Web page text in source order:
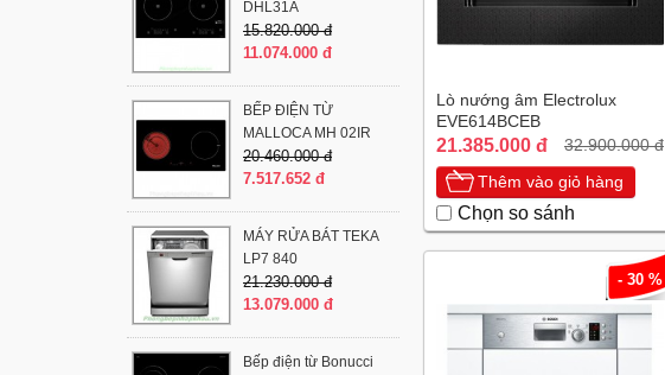
Lò nướng âm Electrolux
EVE614BCEB
21.385.000 đ 32.900.000 đ
Thêm vào giỏ hàng
Chọn so sánh
- 30 %
DHL31A
15.820.000 đ
11.074.000 đ
BẾP ĐIỆN TỪ
MALLOCA MH 02IR
20.460.000 đ
7.517.652 đ
MÁY RỬA BÁT TEKA
LP7 840
21.230.000 đ
13.079.000 đ
Bếp điện từ Bonucci